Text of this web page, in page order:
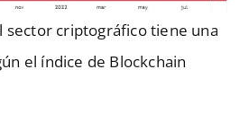
sector criptográfico tiene una
el índice de Blockchain